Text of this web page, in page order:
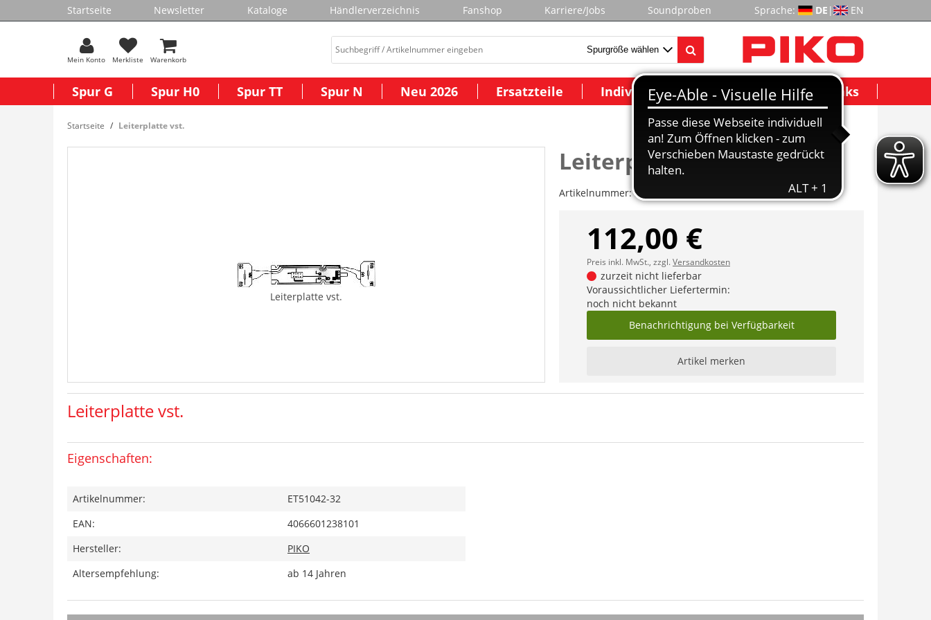
Startseite Newsletter Kataloge Händlerverzeichnis Fanshop Karriere/Jobs Soundproben Sprache: DE | EN
Mein Konto Merkliste Warenkorb
Spur G Spur H0 Spur TT Spur N Neu 2026 Ersatzteile Individuelle Modelle Wichtige Links
Startseite Leiterplatte vst.
Leiterplatte vst.
Leiterplatte vst.
Artikelnummer:ET51042-32
112,00 €
Preis inkl. MwSt., zzgl.Versandkosten
zurzeit nicht lieferbar
Voraussichtlicher Liefertermin:
noch nicht bekannt
Benachrichtigung bei Verfügbarkeit
Artikel merken
Leiterplatte vst.
Eigenschaften:
Artikelnummer:
ET51042-32
EAN:
4066601238101
Hersteller:
PIKO
Altersempfehlung:
ab 14 Jahren